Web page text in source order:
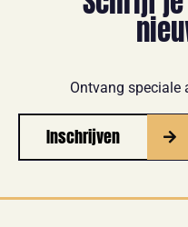
Ontvang speciale
Inschrijven